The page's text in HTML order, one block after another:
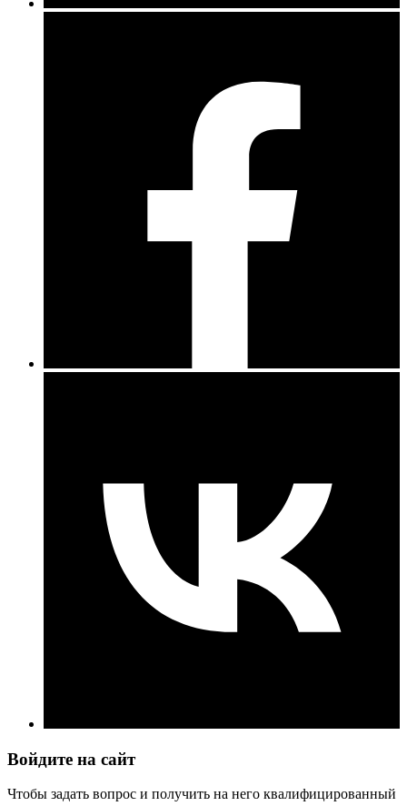
Войдите на сайт
Чтобы задать вопрос и получить на него квалифицированный